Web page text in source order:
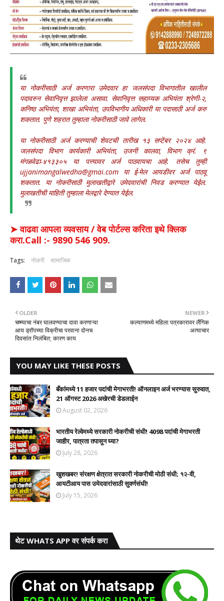
या नोकरीसाठी अर्ज करणारा उमेदवार हा जलसंपदा विभागातील खालील
पदावरुन सेवानिवृत्त झालेला असावा. सेवानिवृत्त सहाय्यक अभियंता श्रेणी-२,
कनिष्ठ अभियंता, शाखा अभियंता, उपविभागीय अधिकारी या पदासाठी अर्ज करु
शकतात. पुणे शहरात तुम्हाला नोकरीसाठी जावे लागेल.
या नोकरीसाठी अर्ज करण्याची शेवटची तारीख १३ सप्टेंबर २०२४ आहे.
जलसंपदा विभाग कार्यकारी अभियंता, उजनी कालवा, विभाग क्रं. ९
मंगळवेढा-४१३३०५ या पत्त्यावर अर्ज पाठवायचा आहे. तसेच तुम्ही
ujjanimangalwedha@gmai.com या ई-मेल आयडीवर अर्ज पाठवू
शकतात. या नोकरीसाठी मुलाखतीद्वारे उमेदवारांची निवड करण्यात येईल.
मुलाखतीची माहिती तुम्हाला मेलद्वारे देण्यात येईल.
➤ वाढवा आपला व्यवसाय / वेब पोर्टल्स करिता इथे क्लिक
करा.Call :- 9890 546 909.
Tags: नोकरी सामाजिक
NEWER
कल्याणमध्ये महिला पत्रकारावर लैंगिक
अत्याचार
OLDER
चष्म्याचा नंबर घालवण्याचा दावा करणाऱ्या
आय ड्रॉपच्या विक्रीचा परवाना दोनच
दिवसांत निलंबित; कारण काय
YOU MAY LIKE THESE POSTS
बँकांमध्ये 11 हजार पदांची मेगाभरती! ऑनलाइन अर्ज भरण्यास सुरुवात,
21 ऑगस्ट 2026 अखेरची डेडलाईन
August 02, 2026
भारतीय रेल्वेमध्ये सरकारी नोकरीची संधी! 4098 पदांची मेगाभरती
जाहीर, पात्रता तपासून घ्या?
July 28, 2026
खुशखबर! संरक्षण क्षेत्रात सरकारी नोकरीची मोठी संधी; १२-वी,
आयटीआय पास उमेदवारांसाठी सुवर्णसंधी!
July 15, 2026
थेट WHATS APP वर संपर्क करा